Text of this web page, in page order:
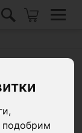
подобрим